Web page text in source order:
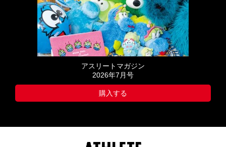
アスリートマガジン
2026年7月号
購入する